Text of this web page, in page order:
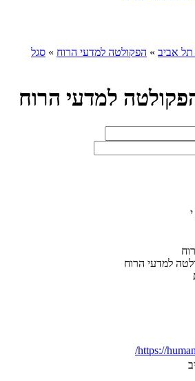
תל אביב » הפקולטה למדעי הרוח » סגל
למדעי הרוח
למדעי הרוח
https://